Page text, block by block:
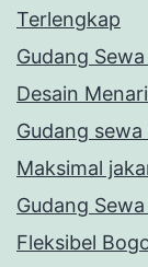
Terlengkap
Gudang
Desain
Gudang
Maksimal
Gudang
Fleksibel